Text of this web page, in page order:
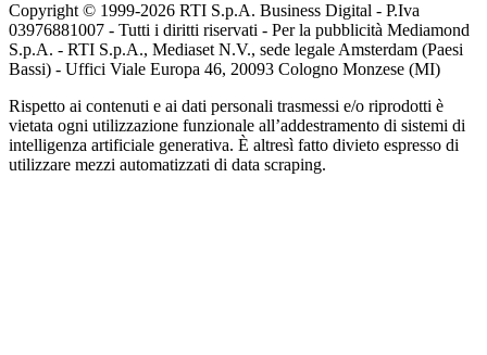
Copyright © 1999-2026 RTI S.p.A. Business Digital - P.Iva
03976881007 - Tutti i diritti riservati - Per la pubblicità Mediamond
S.p.A. - RTI S.p.A., Mediaset N.V., sede legale Amsterdam (Paesi
Bassi) - Uffici Viale Europa 46, 20093 Cologno Monzese (MI)
Rispetto ai contenuti e ai dati personali trasmessi e/o riprodotti è
vietata ogni utilizzazione funzionale all’addestramento di sistemi di
intelligenza artificiale generativa. È altresì fatto divieto espresso di
utilizzare mezzi automatizzati di data scraping.